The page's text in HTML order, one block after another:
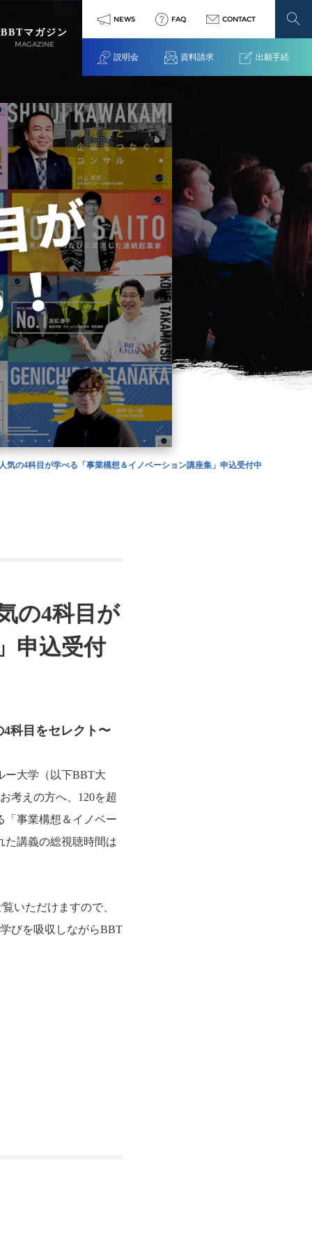
BBTマガジン
MAGAZINE
NEWS FAQ CONTACT
説明会 資料請求 出願手続
気の4科目が学べる「事業構想＆イノベーション講座集」申込受付中
の4科目が
申込受付
科目をセレクト〜
ー大学（以下BBT大
考えの方へ、120を超
「事業構想＆イノベー
た講義の総視聴時間は
いただけますので、
びを吸収しながらBBT